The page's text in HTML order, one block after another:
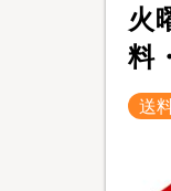
火
料
送